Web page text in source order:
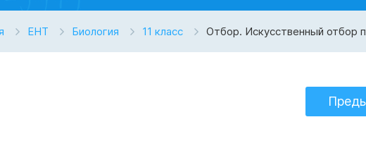
ЕНТ Биология 11 класс Отбор. Искусственный отбор